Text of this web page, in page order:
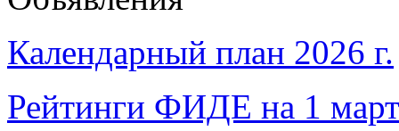
Календарный план 2026 г.
Рейтинги ФИДЕ на 1